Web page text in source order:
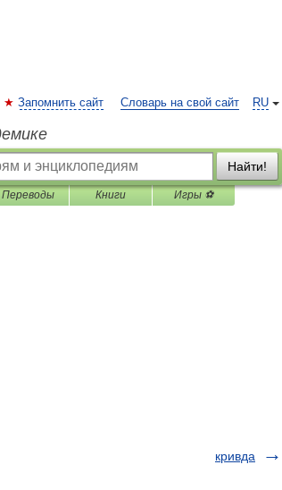
RU
Запомнить сайт Словарь на свой сайт
Найти!
Переводы Книги Игры ⚽
кривда